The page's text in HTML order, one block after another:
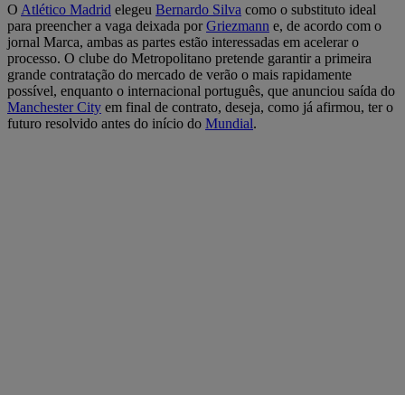
O Atlético Madrid elegeu Bernardo Silva como o substituto ideal
para preencher a vaga deixada porGriezmann e, de acordo com o
jornal Marca, ambas as partes estão interessadas em acelerar o
processo. O clube do Metropolitano pretende garantir a primeira
grande contratação do mercado de verão o mais rapidamente
possível, enquanto o internacional português, que anunciou saída do
Manchester City em final de contrato, deseja, como já afirmou, ter o
futuro resolvido antes do início do Mundial.